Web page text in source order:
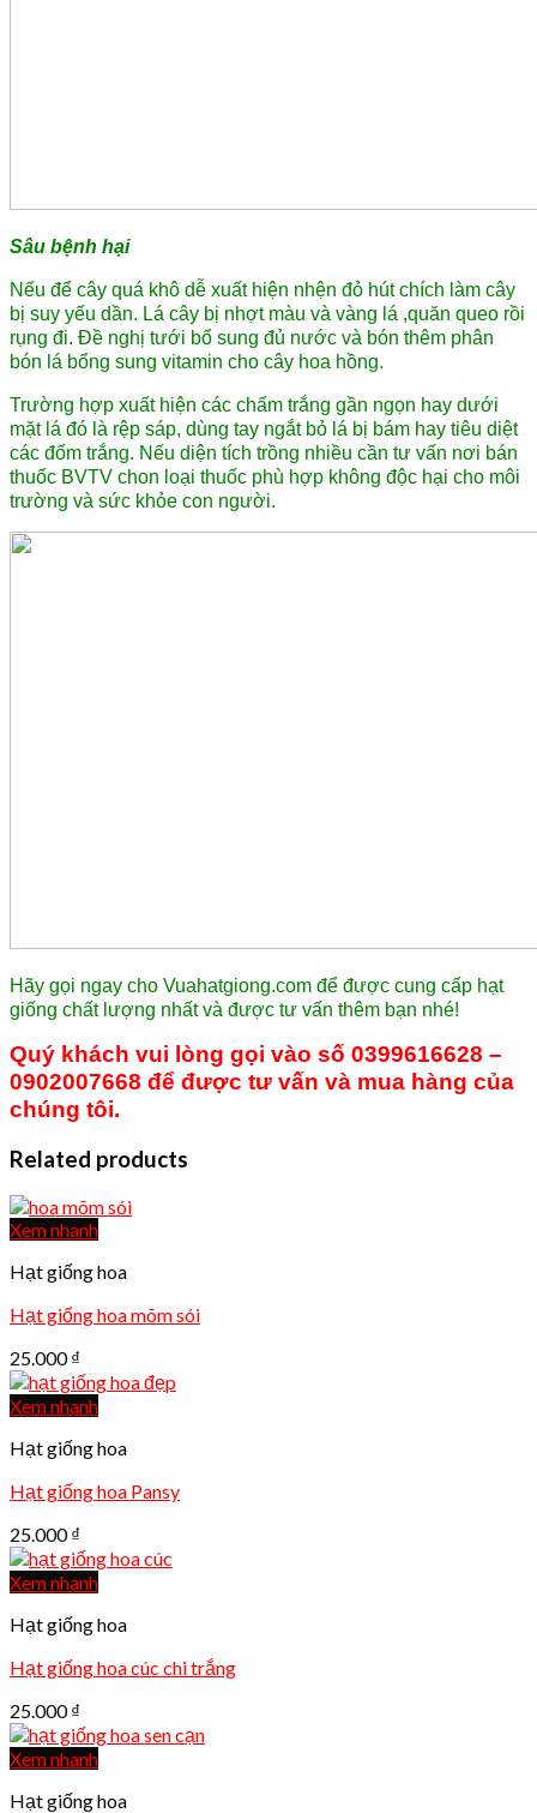
Sâu bệnh hại
Nếu để cây quá khô dễ xuất hiện nhện đỏ hút chích làm cây
bị suy yếu dần. Lá cây bị nhợt màu và vàng lá ,quăn queo rồi
rụng đi. Đề nghị tưới bổ sung đủ nước và bón thêm phân
bón lá bổng sung vitamin cho cây hoa hồng.
Trường hợp xuất hiện các chấm trắng gần ngọn hay dưới
mặt lá đó là rệp sáp, dùng tay ngắt bỏ lá bị bám hay tiêu diệt
các đốm trắng. Nếu diện tích trồng nhiều cần tư vấn nơi bán
thuốc BVTV chon loại thuốc phù hợp không độc hại cho môi
trường và sức khỏe con người.
Hãy gọi ngay cho Vuahatgiong.com để được cung cấp hạt
giống chất lượng nhất và được tư vấn thêm bạn nhé!
Quý khách vui lòng gọi vào số 0399616628 –
0902007668 để được tư vấn và mua hàng của
chúng tôi.
Related products
Xem nhanh
Hạt giống hoa
Hạt giống hoa mõm sói
25.000₫
Xem nhanh
Hạt giống hoa
Hạt giống hoa Pansy
25.000₫
Xem nhanh
Hạt giống hoa
Hạt giống hoa cúc chi trắng
25.000₫
Xem nhanh
Hạt giống hoa